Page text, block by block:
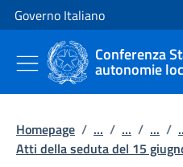
Vai al contenuto
Vai alla navigazione del sito
Governo Italiano
Conferenza
autonomie
Homepage / ... / ... / ... /
Atti della seduta del 15